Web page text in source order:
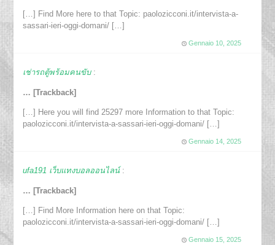
[…] Find More here to that Topic: paolozicconi.it/intervista-a-
sassari-ieri-oggi-domani/ […]
Gennaio 10, 2025
เช่ารถตู้พร้อมคนขับ :
… [Trackback]
[…] Here you will find 25297 more Information to that Topic:
paolozicconi.it/intervista-a-sassari-ieri-oggi-domani/ […]
Gennaio 14, 2025
ufa191 เว็บแทงบอลออนไลน์ :
… [Trackback]
[…] Find More Information here on that Topic:
paolozicconi.it/intervista-a-sassari-ieri-oggi-domani/ […]
Gennaio 15, 2025